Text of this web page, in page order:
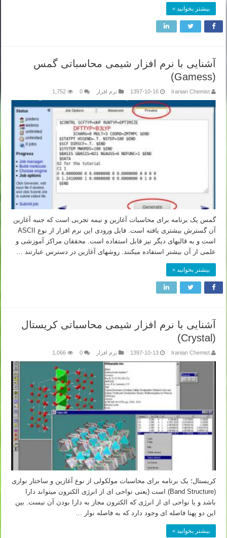
بیشتر بخوانید »
آشنایی با نرم افزار شیمی محاسباتی گمس
(Gamess)
Iranian Chemist
1397-10-16 نرم افزار 0
1,752
گمس یک برنامه برای محاسبات آغازین و نیمه تجربی است که جنبه آغازین
آن گسترش بیشتری یافته است. فایل ورودی این نرم افزار از نوع ASCII
است و به قالبهای دیگر نیز قابل استفاده است. محققان مراکز آموزشی و
علمی از آن بیشتر استفاده میکنند. روشهای آغازین در دسترس عبارتند …
بیشتر بخوانید »
آشنایی با نرم افزار شیمی محاسباتی کریستال
(Crystal)
Iranian Chemist
1397-10-13 نرم افزار 0
1,066
کریستال؛ یک برنامه برای محاسبات مولکولی از نوع آغازین و ساختار نواری
(Band Structure) است (یعنی نواحی ای از انرژی الکترون میتواند دارا
باشد و یا نواحی ای از انرژی که الکترون مجاز به دارا بودن آن نیست. بین
این دو پهنا فاصله ای وجود دارد که به فاصله نوار …
بیشتر بخوانید »